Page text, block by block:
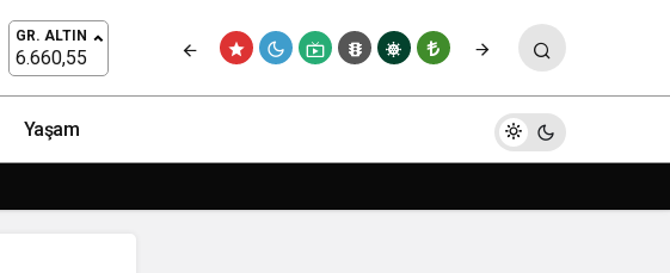
GR. ALTIN
6.660,55
Yaşam
Yorum Yap Paylaş